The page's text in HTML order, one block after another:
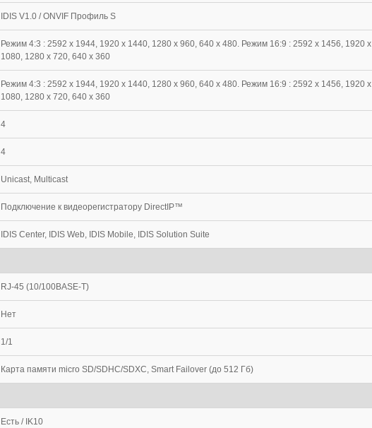
IDIS V1.0 / ONVIF Профиль S
Режим 4:3 : 2592 x 1944, 1920 x 1440, 1280 x 960, 640 x 480. Режим 16:9 : 2592 x 1456, 1920 x
1080, 1280 x 720, 640 x 360
Режим 4:3 : 2592 x 1944, 1920 x 1440, 1280 x 960, 640 x 480. Режим 16:9 : 2592 x 1456, 1920 x
1080, 1280 x 720, 640 x 360
4
4
Unicast, Multicast
Подключение к видеорегистратору DirectIP™
IDIS Center, IDIS Web, IDIS Mobile, IDIS Solution Suite
RJ-45 (10/100BASE-T)
Нет
1/1
Карта памяти micro SD/SDHC/SDXC, Smart Failover (до 512 Гб)
Есть / IK10